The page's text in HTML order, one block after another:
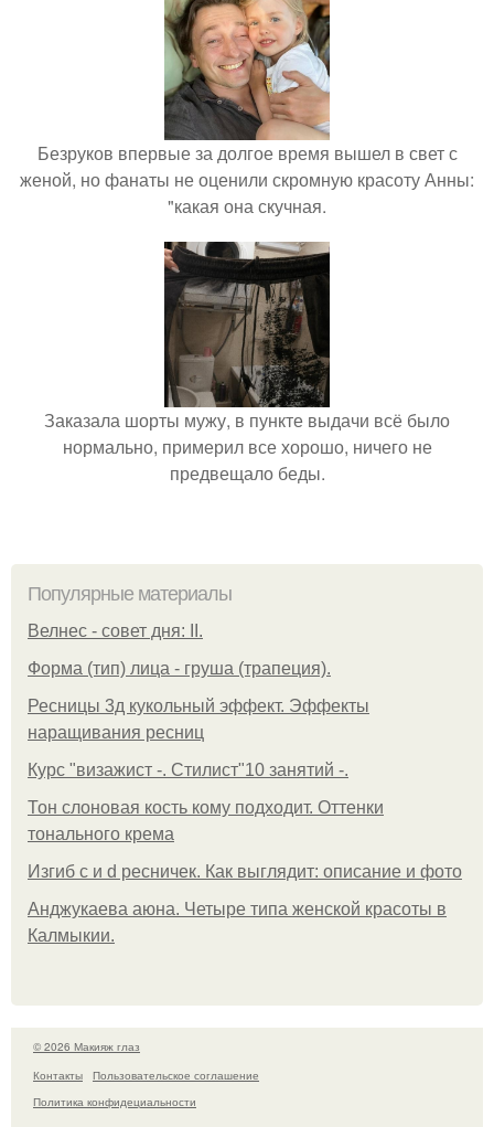
Безруков впервые за долгое время вышел в свет с
женой, но фанаты не оценили скромную красоту Анны:
"какая она скучная.
Заказала шорты мужу, в пункте выдачи всё было
нормально, примерил все хорошо, ничего не
предвещало беды.
Популярные материалы
Велнес - совет дня: II.
Форма (тип) лица - груша (трапеция).
Ресницы 3д кукольный эффект. Эффекты
наращивания ресниц
Курс "визажист -. Стилист"10 занятий -.
Тон слоновая кость кому подходит. Оттенки
тонального крема
Изгиб c и d ресничек. Как выглядит: описание и фото
Анджукаева аюна. Четыре типа женской красоты в
Калмыкии.
© 2026 Макияж глаз
Контакты
Пользовательское соглашение
Политика конфидециальности